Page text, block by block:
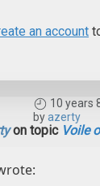
an account
10 years
byazerty
on topic Voile